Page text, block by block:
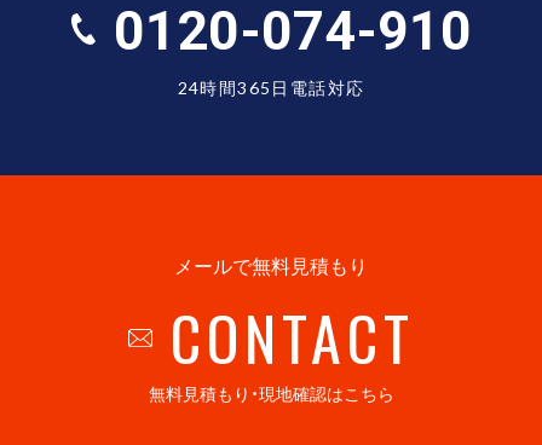
0120-074-910
24時間365日電話対応
メールで無料見積もり
CONTACT
無料見積もり・現地確認はこちら